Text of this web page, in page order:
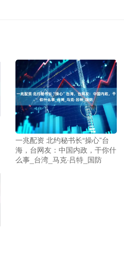
一兆配资 北约秘书长“操心”台
海，台网友：中国内政，干你什
么事_台湾_马克·吕特_国防